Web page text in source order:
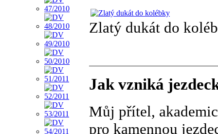
Zlatý dukát do
Jak vzniká
Můj přítel,
pro kamennou